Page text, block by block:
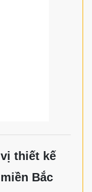
thiết kế
Bắc